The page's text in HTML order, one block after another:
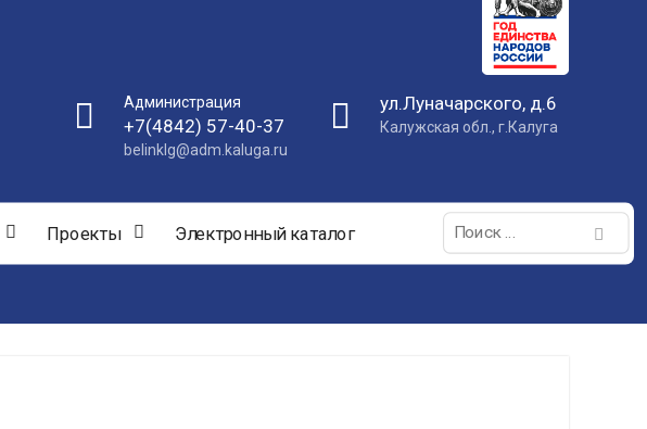
Администрация
+7(4842) 57-40-37
belinklg@adm.kaluga.ru
ул.Луначарского, д.6
Калужская обл., г.Калуга
Проекты Электронный каталог
Поиск: